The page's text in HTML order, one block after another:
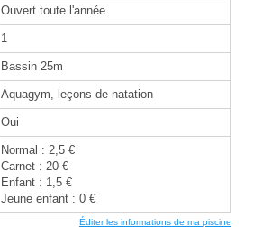
Ouvert toute l'année
1
Bassin 25m
Aquagym, leçons de natation
Oui
Normal : 2,5 €
Carnet : 20 €
Enfant : 1,5 €
Jeune enfant : 0 €
Éditer les informations de ma piscine